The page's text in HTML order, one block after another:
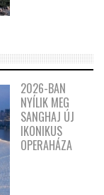
2026-BAN
NYÍLIK MEG
SANGHAJ ÚJ
IKONIKUS
OPERAHÁZA